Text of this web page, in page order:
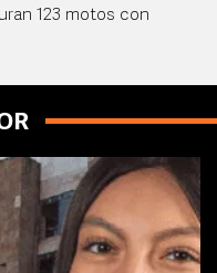
123 motos con